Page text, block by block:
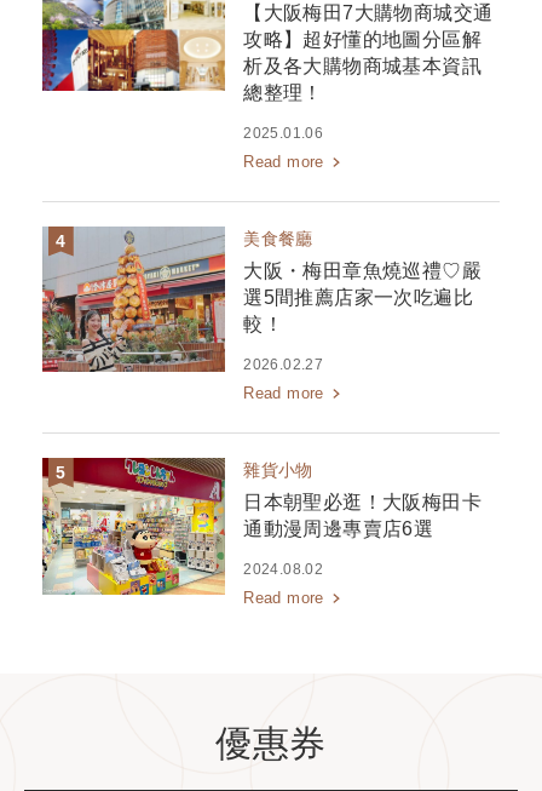
【大阪梅田7大購物商城交通
攻略】超好懂的地圖分區解
析及各大購物商城基本資訊
總整理！
2025.01.06
Read more
美食餐廳
大阪・梅田章魚燒巡禮♡嚴
選5間推薦店家一次吃遍比
較！
2026.02.27
Read more
雜貨小物
日本朝聖必逛！大阪梅田卡
通動漫周邊專賣店6選
2024.08.02
Read more
優惠券